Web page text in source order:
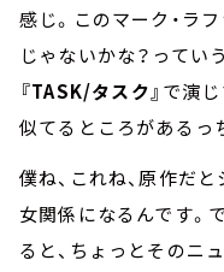
感じ。このマーク・ラ
じゃないかな？って
『TASK/タスク』 で演じ
似てるところがあるっ
僕ね、これね、原作だ
女関係になるんです。
ると、ちょっとそのニ